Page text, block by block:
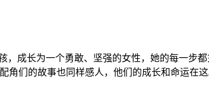
成长为一个勇敢、坚强的女性，她的每一步
们的故事也同样感人，他们的成长和命运在这